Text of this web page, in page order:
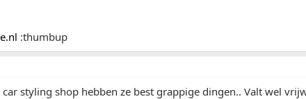
:thumbup
car styling shop hebben ze best grappige dingen.. Valt wel